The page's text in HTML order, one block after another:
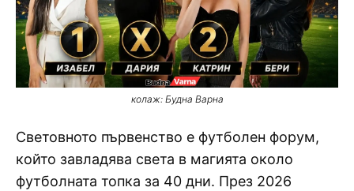
колаж: Будна Варна
Световното първенство е футболен форум,
който завладява света в магията около
футболната топка за 40 дни. През 2026